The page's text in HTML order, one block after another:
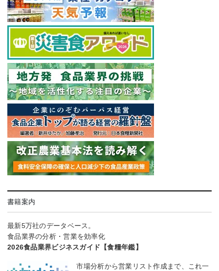
書籍案内
最新5万社のデータベース。
食品業界の分析・営業を効率化
2026食品業界ビジネスガイド【食糧年鑑】
市場分析から営業リスト作成まで、これ一